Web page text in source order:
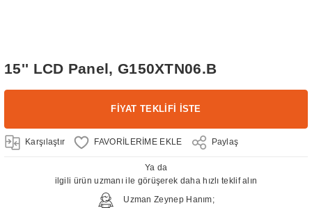
15'' LCD Panel, G150XTN06.B
FİYAT TEKLİFİ İSTE
Karşılaştır Paylaş
Ya da
ilgili ürün uzmanı ile görüşerek daha hızlı teklif alın
Uzman Zeynep Hanım;